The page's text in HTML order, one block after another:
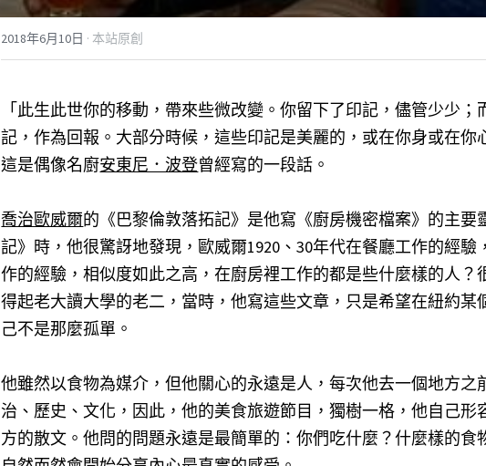
2018年6月10日 · 本站原創
「此生此世你的移動，帶來些微改變。你留下了印記，儘管少少
記，作為回報。大部分時候，這些印記是美麗的，或在你身或在你
這是偶像名廚安東尼．波登曾經寫的一段話。
喬治歐威爾的《巴黎倫敦落拓記》是他寫《廚房機密檔案》的主
記》時，他很驚訝地發現，歐威爾1920、30年代在餐廳工作的經驗
作的經驗，相似度如此之高，在廚房裡工作的都是些什麼樣的人
得起老大讀大學的老二，當時，他寫這些文章，只是希望在紐約某
己不是那麼孤單。
他雖然以食物為媒介，但他關心的永遠是人，每次他去一個地方
治、歷史、文化，因此，他的美食旅遊節目，獨樹一格，他自己
方的散文。他問的問題永遠是最簡單的：你們吃什麼？什麼樣的食